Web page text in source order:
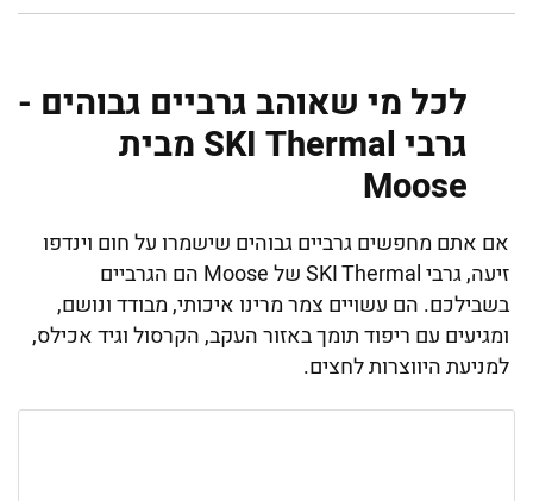
לכל מי שאוהב גרביים גבוהים -
גרבי SKI Thermal מבית
Moose
אם אתם מחפשים גרביים גבוהים שישמרו על חום וינדפו
זיעה, גרבי SKI Thermal של Moose הם הגרביים
בשבילכם. הם עשויים צמר מרינו איכותי, מבודד ונושם,
ומגיעים עם ריפוד תומך באזור העקב, הקרסול וגיד אכילס,
למניעת היווצרות לחצים.